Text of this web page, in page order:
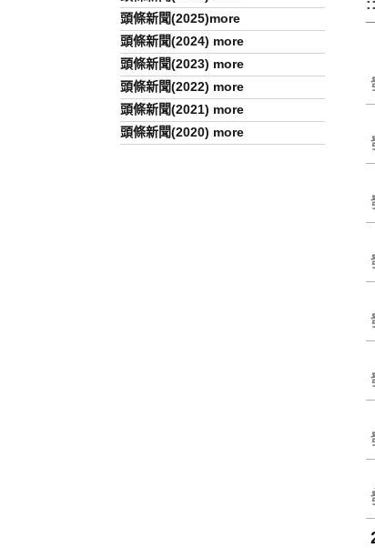
頭條新聞(2025)more
頭條新聞(2024) more
頭條新聞(2023) more
頭條新聞(2022) more
頭條新聞(2021) more
頭條新聞(2020) more